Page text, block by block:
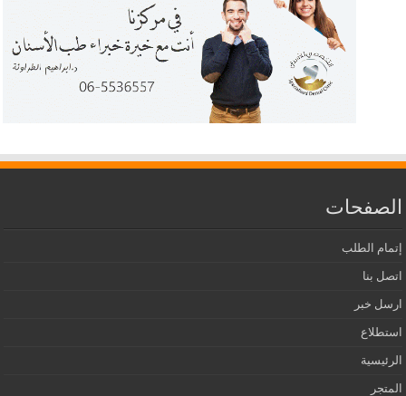
الصفحات
إتمام الطلب
اتصل بنا
ارسل خبر
استطلاع
الرئيسية
المتجر